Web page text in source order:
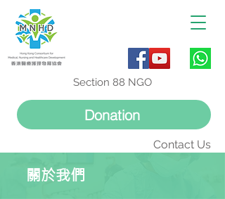
Contact Us
Donation
Section 88 NGO
關於我們